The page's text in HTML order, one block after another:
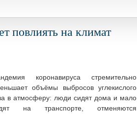
повлиять на климат
коронавируса стремительно
объёмы выбросов углекислого
в атмосферу: люди сидят дома и мало
на транспорте, отменяются